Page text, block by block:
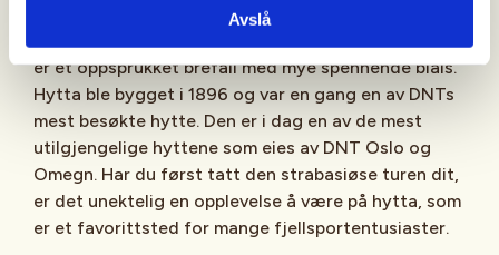
Avslå
Demmevasshytta klamrer seg til fjellveggen nær
er et oppsprukket brefall med mye spennende blåis.
Hytta ble bygget i 1896 og var en gang en av DNTs
mest besøkte hytte. Den er i dag en av de mest
utilgjengelige hyttene som eies av DNT Oslo og
Omegn. Har du først tatt den strabasiøse turen dit,
er det unektelig en opplevelse å være på hytta, som
er et favorittsted for mange fjellsportentusiaster.